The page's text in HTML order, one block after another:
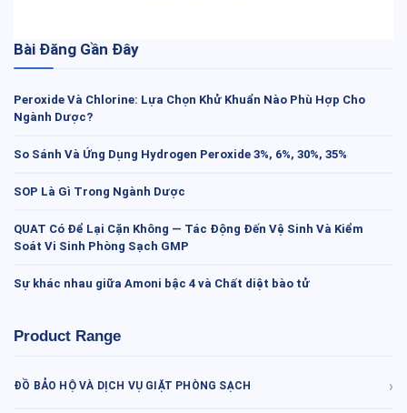
Bài Đăng Gần Đây
Peroxide Và Chlorine: Lựa Chọn Khử Khuẩn Nào Phù Hợp Cho
Ngành Dược?
So Sánh Và Ứng Dụng Hydrogen Peroxide 3%, 6%, 30%, 35%
SOP Là Gì Trong Ngành Dược
QUAT Có Để Lại Cặn Không — Tác Động Đến Vệ Sinh Và Kiểm
Soát Vi Sinh Phòng Sạch GMP
Sự khác nhau giữa Amoni bậc 4 và Chất diệt bào tử
Product Range
ĐỒ BẢO HỘ VÀ DỊCH VỤ GIẶT PHÒNG SẠCH